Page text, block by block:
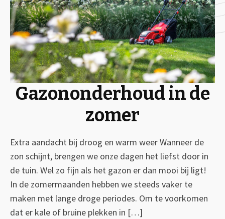
Gazononderhoud in de
zomer
Extra aandacht bij droog en warm weer Wanneer de
zon schijnt, brengen we onze dagen het liefst door in
de tuin. Wel zo fijn als het gazon er dan mooi bij ligt!
In de zomermaanden hebben we steeds vaker te
maken met lange droge periodes. Om te voorkomen
dat er kale of bruine plekken in […]